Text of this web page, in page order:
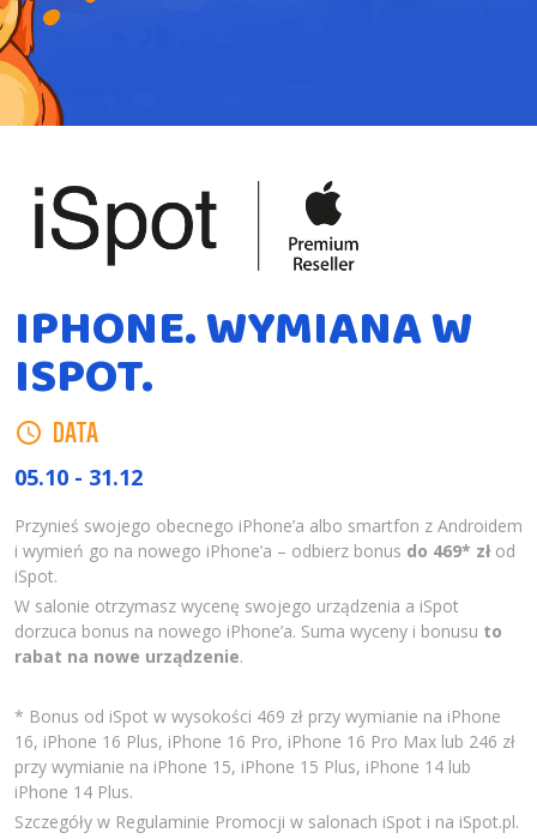
IPHONE. WYMIANA W
ISPOT.
DATA
05.10 - 31.12
Przynieś swojego obecnego iPhone’a albo smartfon z Androidem
i wymień go na nowego iPhone’a – odbierz bonus do 469* złod
iSpot.
W salonie otrzymasz wycenę swojego urządzenia a iSpot
dorzuca bonus na nowego iPhone’a. Suma wyceny i bonusu to
rabat na nowe urządzenie.
* Bonus od iSpot w wysokości 469 zł przy wymianie na iPhone
16, iPhone 16 Plus, iPhone 16 Pro, iPhone 16 Pro Max lub 246 zł
przy wymianie na iPhone 15, iPhone 15 Plus, iPhone 14 lub
iPhone 14 Plus.
Szczegóły w Regulaminie Promocji w salonach iSpot i na iSpot.pl.